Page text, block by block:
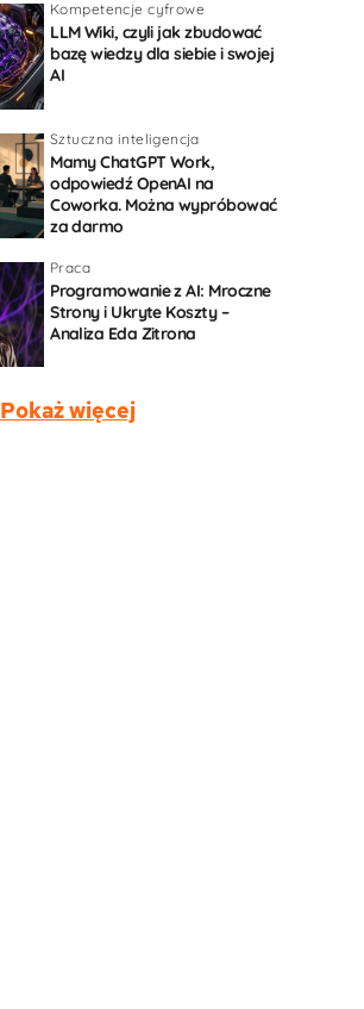
Kompetencje cyfrowe
LLM Wiki, czyli jak zbudować
bazę wiedzy dla siebie i swojej
AI
Sztuczna inteligencja
Mamy ChatGPT Work,
odpowiedź OpenAI na
Coworka. Można wypróbować
za darmo
Praca
Programowanie z AI: Mroczne
Strony i Ukryte Koszty –
Analiza Eda Zitrona
Pokaż więcej